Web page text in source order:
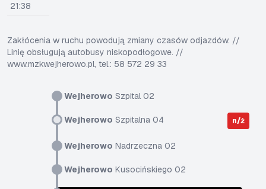
Wejherowo Szpital 02
Wejherowo Szpitalna 04 n/ż
Wejherowo Nadrzeczna 02
Wejherowo Kusocińskiego 02
21:38
Zakłócenia w ruchu powodują zmiany czasów odjazdów. //
Linię obsługują autobusy niskopodłogowe. //
www.mzkwejherowo.pl, tel.: 58 572 29 33